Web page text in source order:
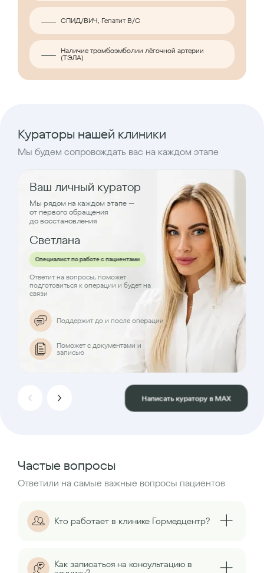
СПИД/ВИЧ, Гепатит B/C
Наличие тромбоэмболии лёгочной артерии
(ТЭЛА)
Кураторы нашей клиники
Мы будем сопровождать вас на каждом этапе
Ваш личный куратор
Мы рядом на каждом этапе —
от первого обращения
до восстановления
Светлана
Специалист по работе с пациентами
Ответит на вопросы, поможет
подготовиться к операции и будет на
связи
Поддержит до и после операции
Поможет с документами и
записью
Написать куратору в MAX
Частые вопросы
Ответили на самые важные вопросы пациентов
Кто работает в клинике Гормедцентр?
Как записаться на консультацию в